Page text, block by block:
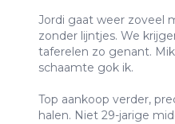
Jordi gaat weer zoveel
zonder lijntjes. We
taferelen zo genant.
schaamte gok ik.
Top aankoop verder,
halen. Niet 29-jarige